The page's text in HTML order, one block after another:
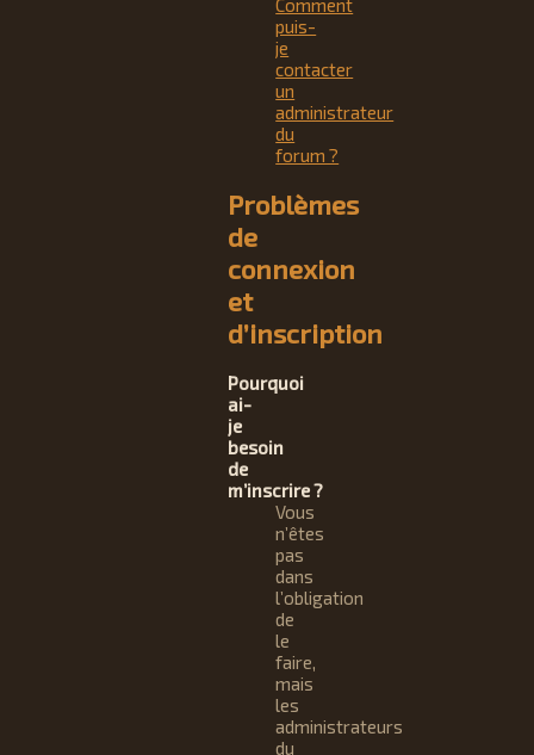
Comment
puis-
je
contacter
un
administrateur
du
forum ?
Problèmes
de
connexion
et
d’inscription
Pourquoi
ai-
je
besoin
de
m’inscrire ?
Vous
n’êtes
pas
dans
l’obligation
de
le
faire,
mais
les
administrateurs
du